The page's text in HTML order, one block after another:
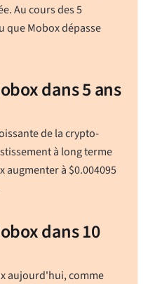
Au cours des 5
que Mobox dépasse
dans 5 ans
de la crypto-
à long terme
augmenter à $0.004095
dans 10
aujourd'hui, comme